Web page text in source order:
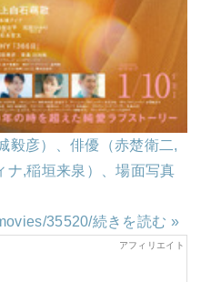
毅彦）、俳優（赤楚衛二,
ナ,稲垣来泉）、場面写真
35520/続きを読む »